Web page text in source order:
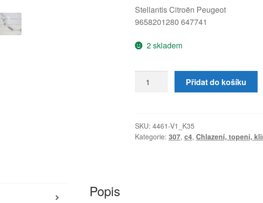
Stellantis Citroën Peugeot
9658201280 647741
2 skladem
trubky
9658201280
647741
Přidat do košíku
SKU: 4461-V1_K35
Kategorie: 307, c4, Chlazení, topení,
Popis